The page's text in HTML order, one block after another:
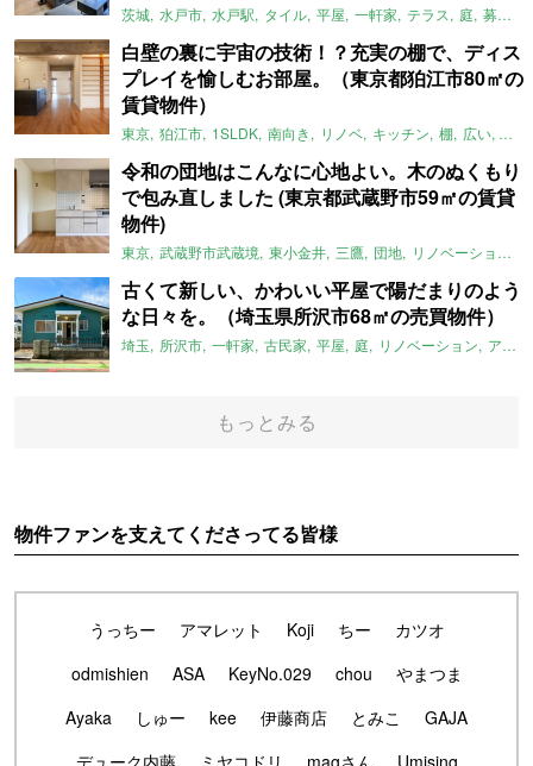
茨城 水戸市 水戸駅 タイル 平屋 一軒家 テラス 庭 募集中
白壁の裏に宇宙の技術！？充実の棚で、ディス
プレイを愉しむお部屋。（東京都狛江市80㎡の
賃貸物件）
東京 狛江市 1SLDK 南向き リノベ キッチン 棚 広い ガイ
令和の団地はこんなに心地よい。木のぬくもり
で包み直しました (東京都武蔵野市59㎡の賃貸
物件)
東京 武蔵野市武蔵境 東小金井 三鷹 団地 リノベーション
古くて新しい、かわいい平屋で陽だまりのよう
な日々を。（埼玉県所沢市68㎡の売買物件）
埼玉 所沢市 一軒家 古民家 平屋 庭 リノベーション アメリカンハウス
もっとみる
物件ファンを支えてくださってる皆様
うっちー アマレット Koji ちー
カツオ
odmishien
ASA KeyNo.029 chou
やまつま
Ayaka
しゅー kee 伊藤商店 とみこ
GAJA
デューク内藤
ミヤコドリ magさん
Umising